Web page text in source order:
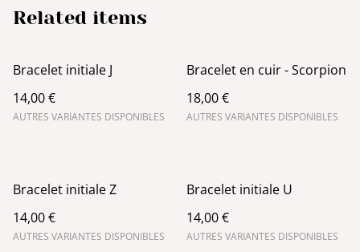
Related items
Bracelet initiale J
14,00 €
AUTRES VARIANTES DISPONIBLES
Bracelet en cuir - Scorpion
18,00 €
AUTRES VARIANTES DISPONIBLES
Bracelet initiale Z
14,00 €
AUTRES VARIANTES DISPONIBLES
Bracelet initiale U
14,00 €
AUTRES VARIANTES DISPONIBLES